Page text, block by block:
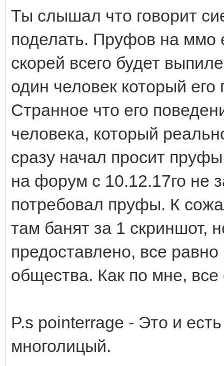
Ты слышал что говорит
поделать. Пруфов на ммо
скорей всего будет
один человек который
Странное что его
человека, который
сразу начал просит
на форум с 10.12.17го не
потребовал пруфы. К
там банят за 1 скриншот,
предоставлено, все
общества. Как по мне, все
P.s pointerrage - Это и
многолицый.